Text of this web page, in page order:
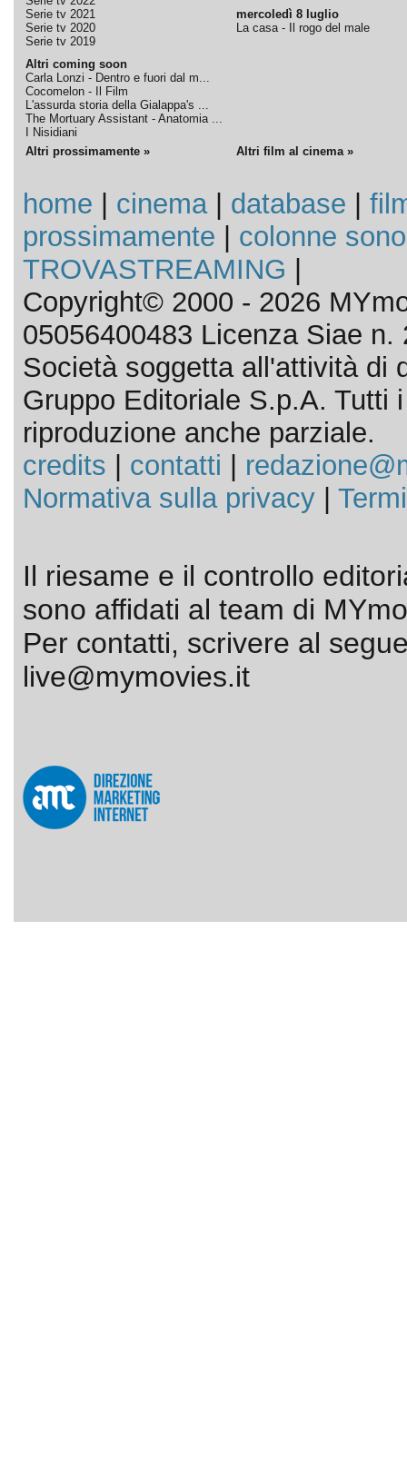
Serie tv 2021
Serie tv 2020
Serie tv 2019
Altri coming soon
Carla Lonzi - Dentro e fuori dal m...
Cocomelon - Il Film
L'assurda storia della Gialappa's ...
The Mortuary Assistant - Anatomia ...
I Nisidiani
mercoledì 8 luglio
La casa - Il rogo del male
Altri prossimamente » Altri film al cinema »
home cinema| database
prossimamente
colonne
TROVASTREAMING
Copyright© 2000 - 2026
05056400483 Licenza Siae n.
Società soggetta all'attività di
Gruppo Editoriale S.p.A. Tutti
riproduzione anche parziale.
credits
contatti
Normativa sulla privacy|
Il riesame e il controllo
sono affidati al team di
Per contatti, scrivere al
live@mymovies.it